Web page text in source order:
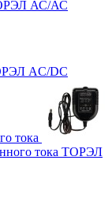
АС/АС
AC/DC
тока
тока ТОРЭЛ